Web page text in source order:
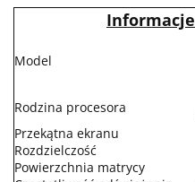
Model
Rodzina procesora
Przekątna ekranu
Rozdzielczość
Powierzchnia matrycy